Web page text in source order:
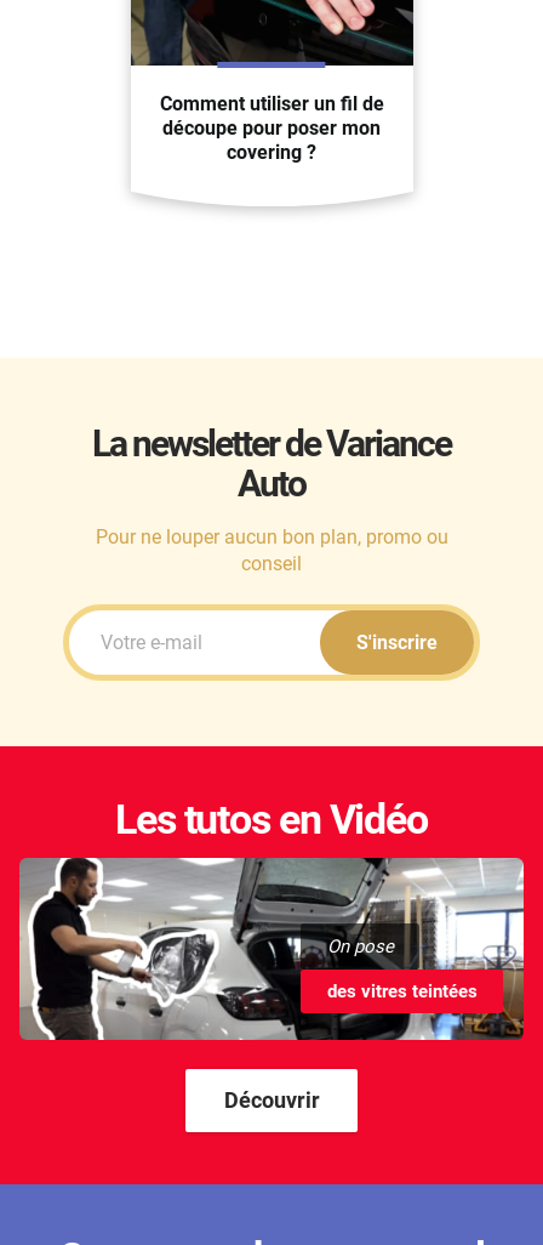
Comment utiliser un fil de
découpe pour poser mon
covering ?
La newsletter de Variance
Auto
Pour ne louper aucun bon plan, promo ou
conseil
S'inscrire
Les tutos en Vidéo
On pose
des vitres teintées
Découvrir